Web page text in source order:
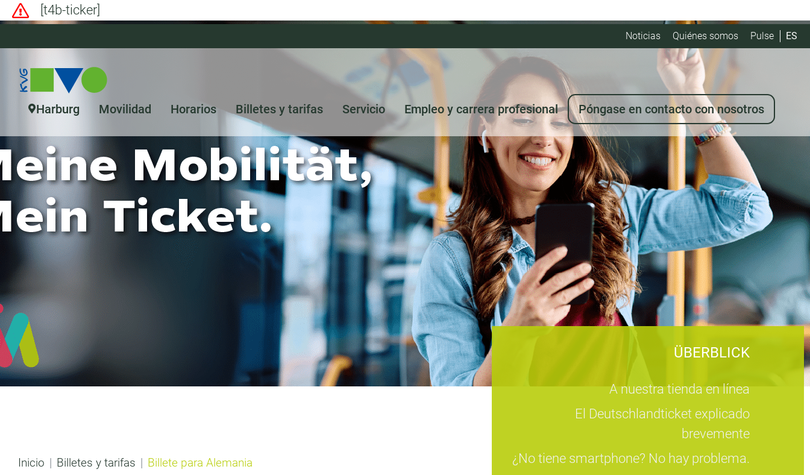
[t4b-ticker]
Noticias Quiénes somos Pulse ES
Harburg Movilidad Horarios Billetes y tarifas Servicio Empleo y carrera profesional Póngase en contacto con nosotros
ÜBERBLICK
A nuestra tienda en línea
El Deutschlandticket explicado
brevemente
¿No tiene smartphone? No hay problema.
Inicio Billetes y tarifas Billete para Alemania